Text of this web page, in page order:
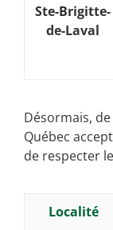
Ste-Brigitte-
de-Laval
Désormais,
Québec
de respecter
Localité